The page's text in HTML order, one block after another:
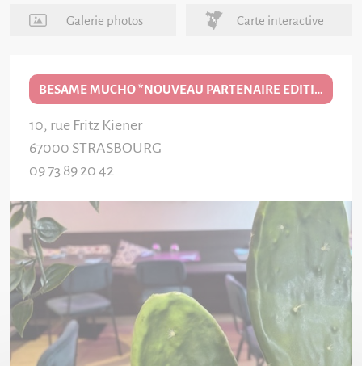
Galerie photos Carte interactive
BESAME MUCHO *NOUVEAU PARTENAIRE EDITION 2026/27*
10, rue Fritz Kiener
67000 STRASBOURG
09 73 89 20 42